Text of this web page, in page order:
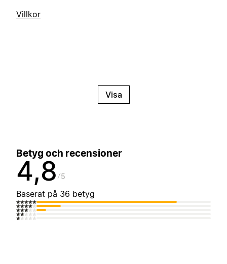
Villkor
Visa
Betyg och recensioner
4,8 5
Baserat på 36 betyg